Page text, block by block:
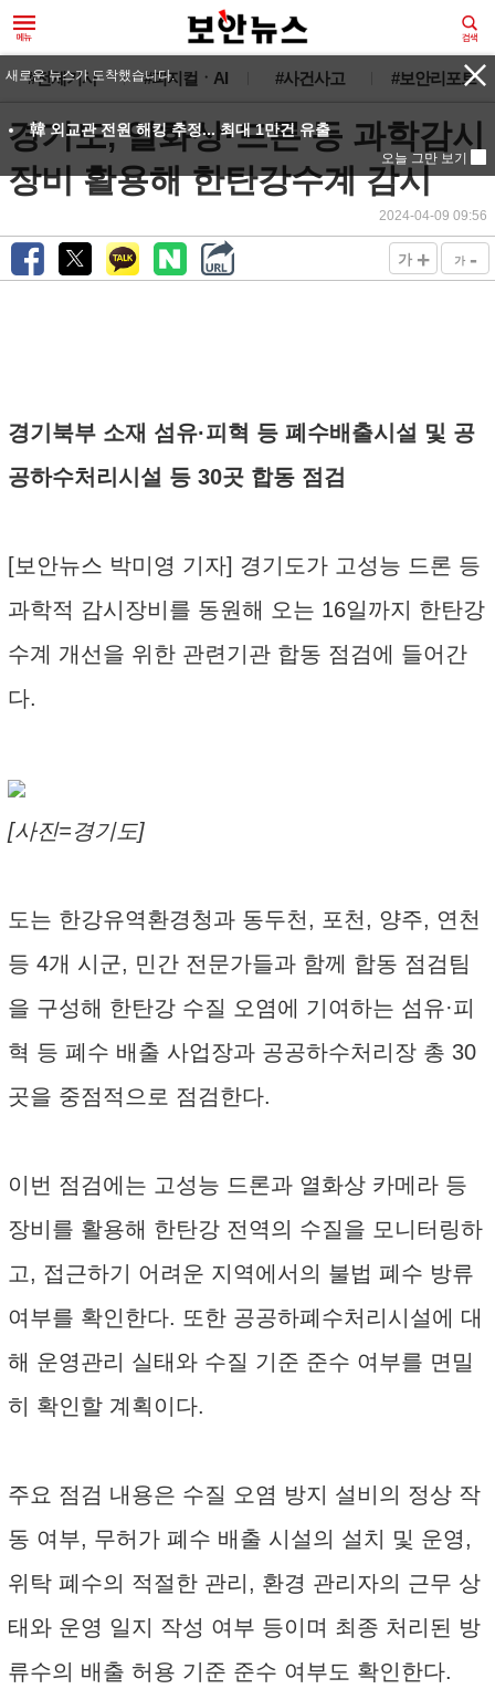
#전체기사 #피지컬ㆍAI #사건사고 #보안리포트
경기도, 열화상·드론 등 과학감시
장비 활용해 한탄강수계 감시
2024-04-09 09:56
가 + 가 -
경기북부 소재 섬유·피혁 등 폐수배출시설 및 공
공하수처리시설 등 30곳 합동 점검
[보안뉴스 박미영 기자] 경기도가 고성능 드론 등
과학적 감시장비를 동원해 오는 16일까지 한탄강
수계 개선을 위한 관련기관 합동 점검에 들어간
다.
[사진=경기도]
도는 한강유역환경청과 동두천, 포천, 양주, 연천
등 4개 시군, 민간 전문가들과 함께 합동 점검팀
을 구성해 한탄강 수질 오염에 기여하는 섬유·피
혁 등 폐수 배출 사업장과 공공하수처리장 총 30
곳을 중점적으로 점검한다.
이번 점검에는 고성능 드론과 열화상 카메라 등
장비를 활용해 한탄강 전역의 수질을 모니터링하
고, 접근하기 어려운 지역에서의 불법 폐수 방류
여부를 확인한다. 또한 공공하폐수처리시설에 대
해 운영관리 실태와 수질 기준 준수 여부를 면밀
히 확인할 계획이다.
주요 점검 내용은 수질 오염 방지 설비의 정상 작
동 여부, 무허가 폐수 배출 시설의 설치 및 운영,
위탁 폐수의 적절한 관리, 환경 관리자의 근무 상
태와 운영 일지 작성 여부 등이며 최종 처리된 방
류수의 배출 허용 기준 준수 여부도 확인한다.
새로운 뉴스가 도착했습니다.
韓 외교관 전원 해킹 추정... 최대 1만건 유출
오늘 그만 보기